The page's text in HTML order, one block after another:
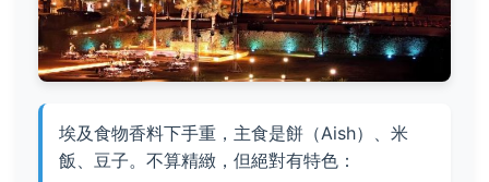
埃及食物香料下手重，主食是餅（Aish）、米
飯、豆子。不算精緻，但絕對有特色：